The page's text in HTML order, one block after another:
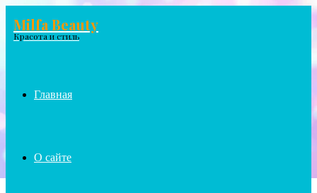
Menu
Milfa Beauty
Красота и стиль
Главная
О сайте